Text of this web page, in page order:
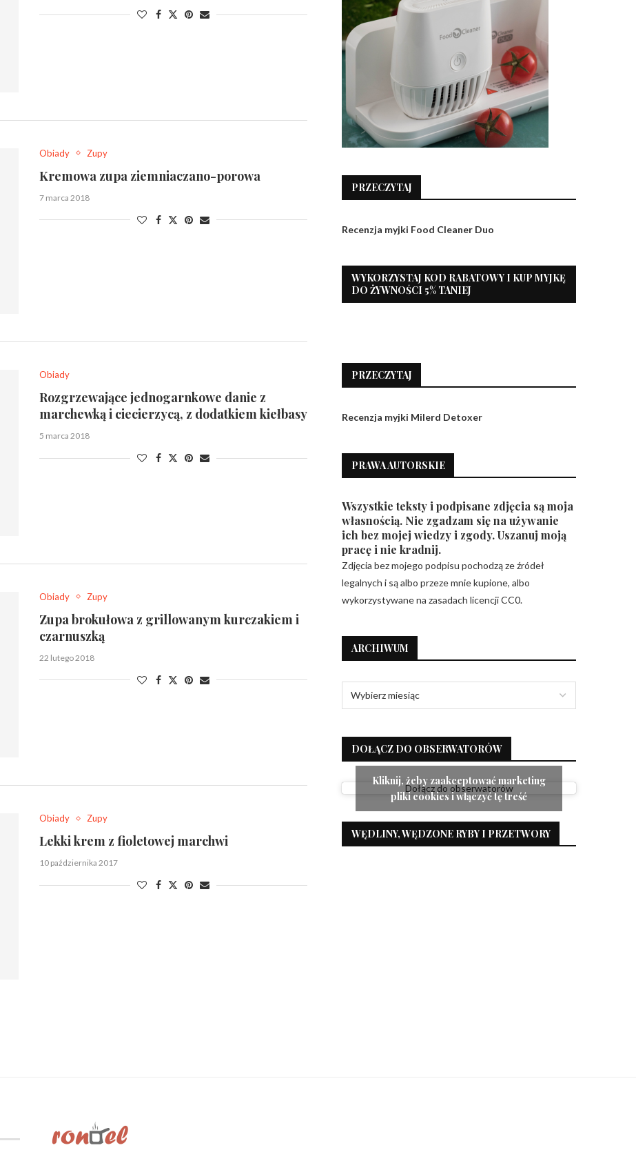
Obiady Zupy
Kremowa zupa ziemniaczano-porowa
7 marca 2018
Obiady
Rozgrzewające jednogarnkowe danie z
marchewką i ciecierzycą, z dodatkiem kiełbasy
5 marca 2018
Obiady Zupy
Zupa brokułowa z grillowanym kurczakiem i
czarnuszką
22 lutego 2018
Obiady Zupy
Lekki krem z fioletowej marchwi
10 października 2017
PRZECZYTAJ
Recenzja myjki Food Cleaner Duo
WYKORZYSTAJ KOD RABATOWY I KUP MYJKĘ
DO ŻYWNOŚCI 5% TANIEJ
PRZECZYTAJ
Recenzja myjki Milerd Detoxer
PRAWA AUTORSKIE
Wszystkie teksty i podpisane zdjęcia są moja
własnością. Nie zgadzam się na używanie
ich bez mojej wiedzy i zgody. Uszanuj moją
pracę i nie kradnij.
Zdjęcia bez mojego podpisu pochodzą ze źródeł
legalnych i są albo przeze mnie kupione, albo
wykorzystywane na zasadach licencji CC0.
ARCHIWUM
DOŁĄCZ DO OBSERWATORÓW
Dołącz do obserwatorów
Kliknij, żeby zaakceptować marketing
pliki cookies i włączyć tę treść
WĘDLINY, WĘDZONE RYBY I PRZETWORY